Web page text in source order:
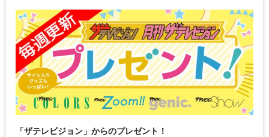
「ザテレビジョン」からのプレゼント！